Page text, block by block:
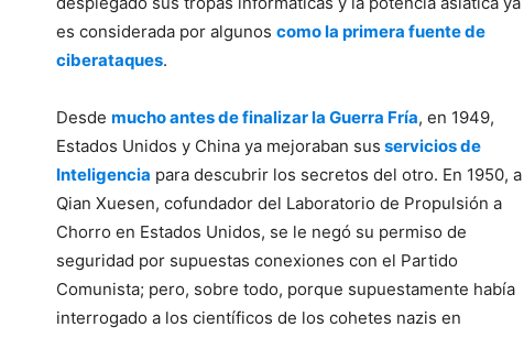
es considerada por algunoscomo la primera fuente de
ciberataques.
Desdemucho antes de finalizar la Guerra Fría, en 1949,
Estados Unidos y China ya mejoraban sus servicios de
Inteligencia para descubrir los secretos del otro. En 1950, a
Qian Xuesen, cofundador del Laboratorio de Propulsión a
Chorro en Estados Unidos, se le negó su permiso de
seguridad por supuestas conexiones con el Partido
Comunista; pero, sobre todo, porque supuestamente había
interrogado a los científicos de los cohetes nazis en